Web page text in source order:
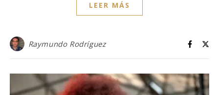
LEER MÁS
Raymundo Rodríguez